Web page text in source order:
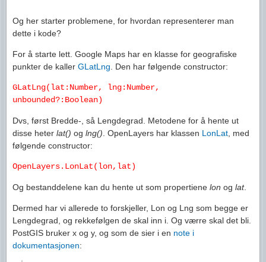
Og her starter problemene, for hvordan representerer man
dette i kode?
For å starte lett. Google Maps har en klasse for geografiske
punkter de kaller GLatLng . Den har følgende constructor:
GLatLng(lat:Number, lng:Number,
unbounded?:Boolean)
Dvs, først Bredde-, så Lengdegrad. Metodene for å hente ut
disse heter lat() og lng() . OpenLayers har klassen LonLat , med
følgende constructor:
OpenLayers.LonLat(lon,lat)
Og bestanddelene kan du hente ut som propertiene lon og lat.
Dermed har vi allerede to forskjeller, Lon og Lng som begge er
Lengdegrad, og rekkefølgen de skal inn i. Og værre skal det bli.
PostGIS bruker x og y, og som de sier i en note i
dokumentasjonen: